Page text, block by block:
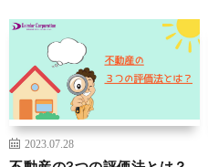
2023.07.28